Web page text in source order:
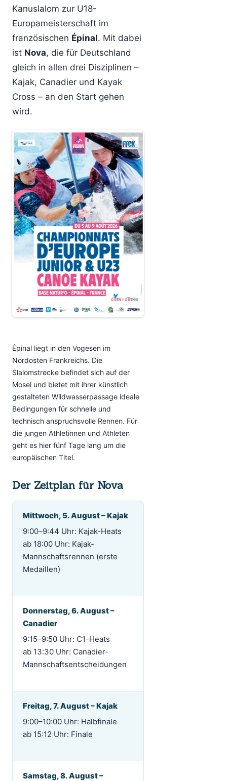
Kanuslalom zur U18-
Europameisterschaft im
französischen Épinal. Mit dabei
ist Nova, die für Deutschland
gleich in allen drei Disziplinen –
Kajak, Canadier und Kayak
Cross – an den Start gehen
wird.
Épinal liegt in den Vogesen im
Nordosten Frankreichs. Die
Slalomstrecke befindet sich auf der
Mosel und bietet mit ihrer künstlich
gestalteten Wildwasserpassage ideale
Bedingungen für schnelle und
technisch anspruchsvolle Rennen. Für
die jungen Athletinnen und Athleten
geht es hier fünf Tage lang um die
europäischen Titel.
Der Zeitplan für Nova
Mittwoch, 5. August – Kajak
9:00–9:44 Uhr: Kajak-Heats
ab 18:00 Uhr: Kajak-
Mannschaftsrennen (erste
Medaillen)
Donnerstag, 6. August –
Canadier
9:15–9:50 Uhr: C1-Heats
ab 13:30 Uhr: Canadier-
Mannschaftsentscheidungen
Freitag, 7. August – Kajak
9:00–10:00 Uhr: Halbfinale
ab 15:12 Uhr: Finale
Samstag, 8. August –